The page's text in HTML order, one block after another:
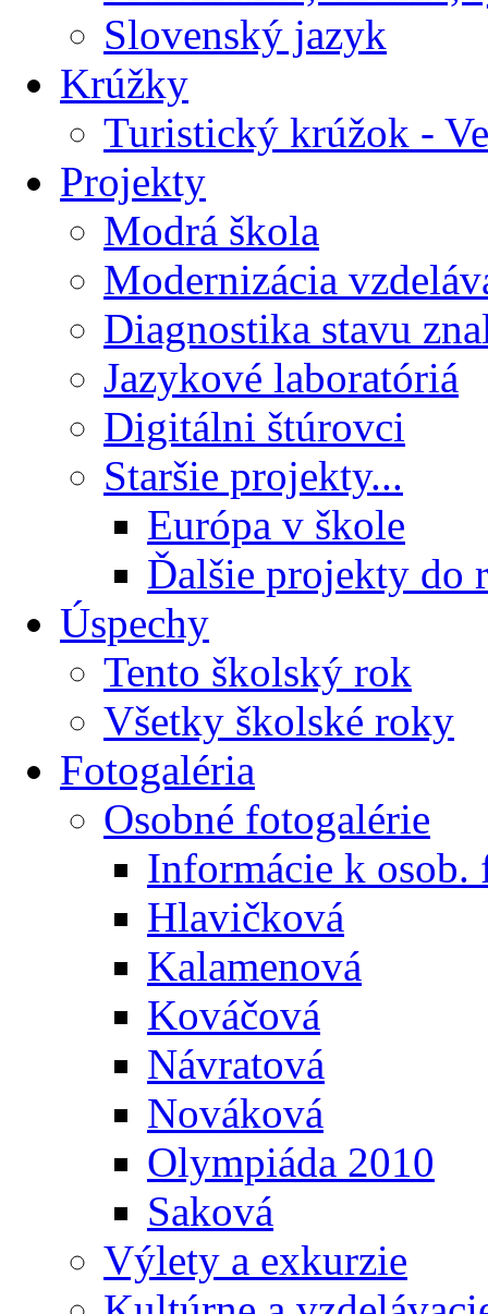
Slovenský jazyk
Krúžky
Turistický krúžok -
Projekty
Modrá škola
Modernizácia
Diagnostika stavu
Jazykové laboratóriá
Digitálni štúrovci
Staršie projekty...
Európa v škole
Ďalšie projekty do
Úspechy
Tento školský rok
Všetky školské roky
Fotogaléria
Osobné fotogalérie
Informácie k osob.
Hlavičková
Kalamenová
Kováčová
Návratová
Nováková
Olympiáda 2010
Saková
Výlety a exkurzie